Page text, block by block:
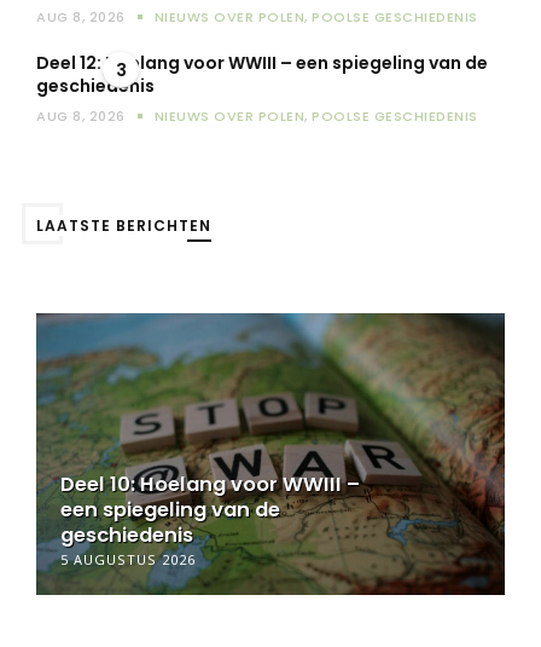
AUG 8, 2026 NIEUWS OVER POLEN, POOLSE GESCHIEDENIS
3
Deel 12: Hoelang voor WWIII – een spiegeling van de
geschiedenis
AUG 8, 2026 NIEUWS OVER POLEN, POOLSE GESCHIEDENIS
LAATSTE BERICHTEN
Deel 11: Hoelang voor WWIII –
een spiegeling van de
geschiedenis
6 AUGUSTUS 2026